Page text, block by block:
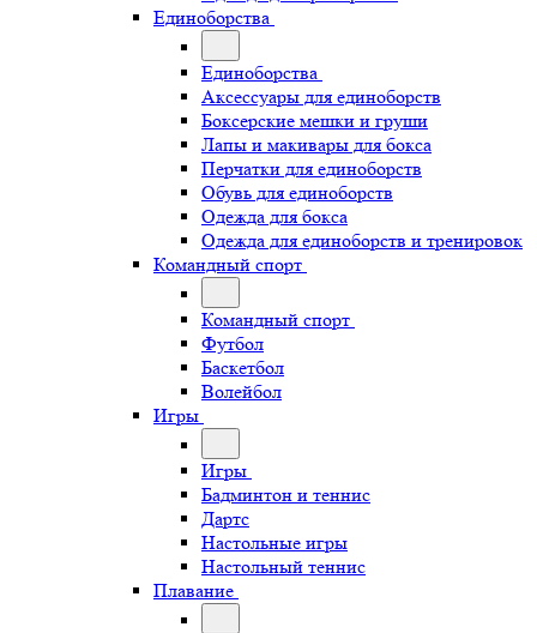
Единоборства
Единоборства
Аксессуары для единоборств
Боксерские мешки и груши
Лапы и макивары для бокса
Перчатки для единоборств
Обувь для единоборств
Одежда для бокса
Одежда для единоборств и тренировок
Командный спорт
Командный спорт
Футбол
Баскетбол
Волейбол
Игры
Игры
Бадминтон и теннис
Дартс
Настольные игры
Настольный теннис
Плавание